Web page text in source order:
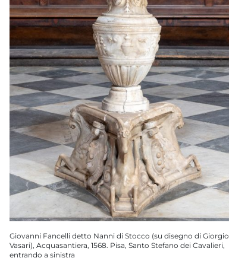
Giovanni Fancelli detto Nanni di Stocco (su disegno di Giorgio
Vasari), Acquasantiera, 1568. Pisa, Santo Stefano dei Cavalieri,
entrando a sinistra